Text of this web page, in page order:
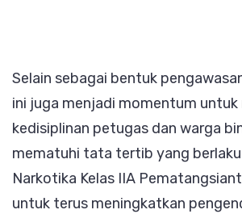
Selain sebagai bentuk
ini juga menjadi momentum
kedisiplinan petugas dan warga
mematuhi tata tertib yang
Narkotika Kelas IIA
untuk terus meningkatkan